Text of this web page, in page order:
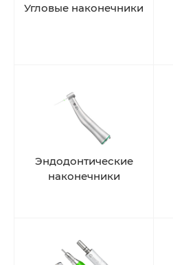
Угловые наконечники
Эндодонтические
наконечники